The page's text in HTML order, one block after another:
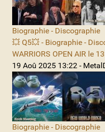
Biographie - Discographie
💥 Q5💥 - Biographie -
WARRIORS OPEN AIR le
19 Aoû 2025 13:22 -
Biographie - Discographie